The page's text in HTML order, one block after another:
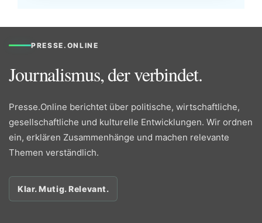
PRESSE.ONLINE
Journalismus, der verbindet.
Presse.Online berichtet über politische, wirtschaftliche,
gesellschaftliche und kulturelle Entwicklungen. Wir ordnen
ein, erklären Zusammenhänge und machen relevante
Themen verständlich.
Klar. Mutig. Relevant.